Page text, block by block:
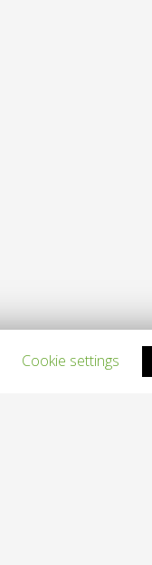
Cookie settings